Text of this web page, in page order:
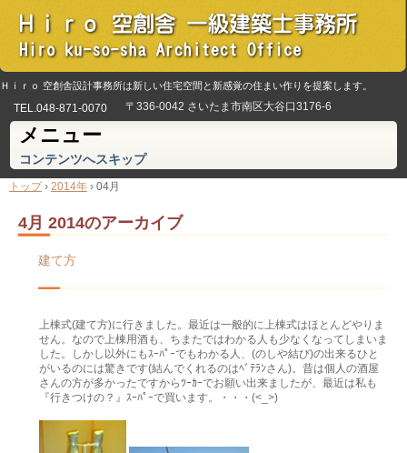
Ｈｉｒｏ 空創舎設計事務所は新しい住宅空間と新感覚の住まい作りを提案します。
TEL.048-871-0070 〒336-0042 さいたま市南区大谷口3176-6
メニュー
コンテンツへスキップ
トップ › 2014年 › 04月
4月 2014のアーカイブ
建て方
上棟式(建て方)に行きました。最近は一般的に上棟式はほとんどやりま
せん。なので上棟用酒も、ちまたではわかる人も少なくなってしまいま
した。しかし以外にもｽｰﾊﾟｰでもわかる人、(のしや結び)の出来るひと
がいるのには驚きです(結んでくれるのはﾍﾞﾃﾗﾝさん)。昔は個人の酒屋
さんの方が多かったですからﾂｰｶｰでお願い出来ましたが、最近は私も
『行きつけの？』ｽｰﾊﾟｰで買います。・・・(<_>)